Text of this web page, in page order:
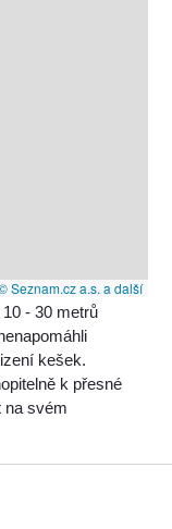
Seznam.cz a.s. a další
- 30 metrů
kešek.
k přesné
na svém